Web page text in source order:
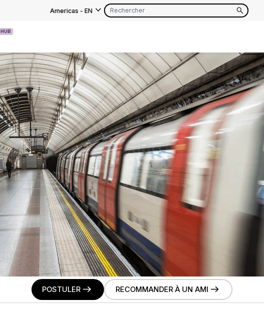
Americas - EN
Americas EN FR
UK EN
France FR
Global EN FR
HUB
POSTULER RECOMMANDER À UN AMI